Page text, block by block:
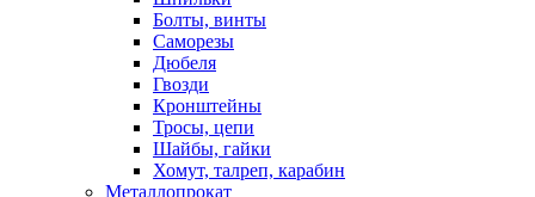
Болты, винты
Саморезы
Дюбеля
Гвозди
Кронштейны
Тросы, цепи
Шайбы, гайки
Хомут, талреп, карабин
Металлопрокат